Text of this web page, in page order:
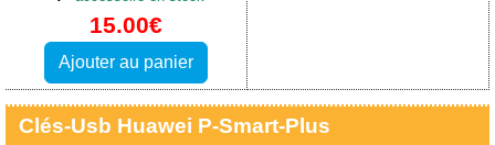
Huawei P Smart Plus
15.00€
Ajouter au panier
Clés-Usb Huawei P-Smart-Plus